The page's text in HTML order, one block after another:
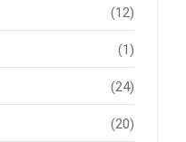
(12)
(1)
(24)
(20)